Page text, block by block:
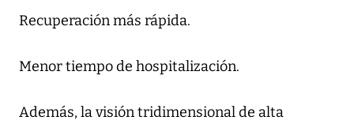
Recuperación más rápida.
Menor tiempo de hospitalización.
Además, la visión tridimensional de alta